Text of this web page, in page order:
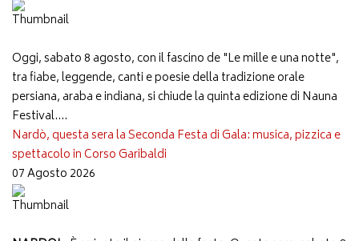
Oggi, sabato 8 agosto, con il fascino de "Le mille e una notte",
tra fiabe, leggende, canti e poesie della tradizione orale
persiana, araba e indiana, si chiude la quinta edizione di Nauna
Festival....
Nardò, questa sera la Seconda Festa di Gala: musica, pizzica e
spettacolo in Corso Garibaldi
07 Agosto 2026